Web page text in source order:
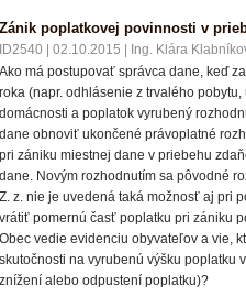
Zánik poplatkovej povinnosti v
ID2540 02.10.2015
Ing. Klára
Ako má postupovať správca dane, keď
roka (napr. odhlásenie z trvalého
domácnosti a poplatok vyrubený
dane obnoviť ukončené právoplatné
pri zániku miestnej dane v priebehu
dane. Novým rozhodnutím sa pôvodné
Z. z. nie je uvedená taká možnosť aj pri
vrátiť pomernú časť poplatku pri zániku
Obec vedie evidenciu obyvateľov a vie,
skutočnosti na vyrubenú výšku poplatku
znížení alebo odpustení poplatku)?